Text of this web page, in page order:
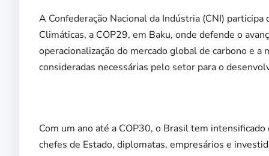
A Confederação Nacional da Indústria (CNI)
Climáticas, a COP29, em Baku, onde defende o
operacionalização do mercado global de carbono e
consideradas necessárias pelo setor para o
Com um ano até a COP30, o Brasil tem
chefes de Estado, diplomatas, empresários e